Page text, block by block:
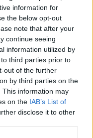
information for
the below opt-out
note that after your
continue seeing
information utilized by
third parties prior to
out of the further
by third parties on the
This information may
on the IAB’s List of
disclose it to other